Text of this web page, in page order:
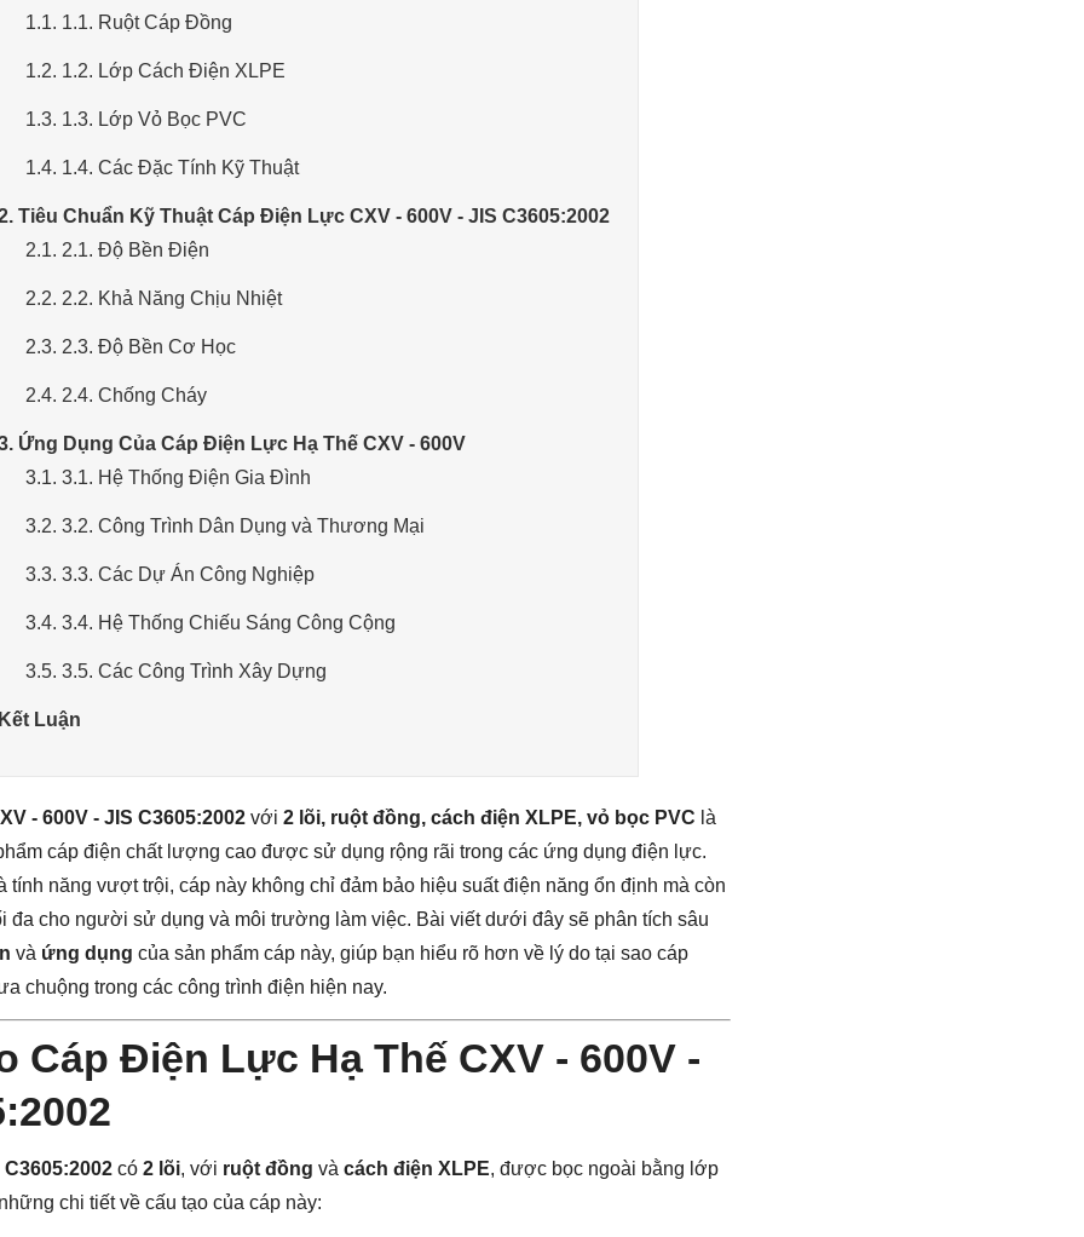
1.1. 1.1. Ruột Cáp Đồng
1.2. 1.2. Lớp Cách Điện XLPE
1.3. 1.3. Lớp Vỏ Bọc PVC
1.4. 1.4. Các Đặc Tính Kỹ Thuật
Tiêu Chuẩn Kỹ Thuật Cáp Điện Lực CXV - 600V - JIS C3605:2002
2.1. 2.1. Độ Bền Điện
2.2. 2.2. Khả Năng Chịu Nhiệt
2.3. 2.3. Độ Bền Cơ Học
2.4. 2.4. Chống Cháy
Ứng Dụng Của Cáp Điện Lực Hạ Thế CXV - 600V
3.1. 3.1. Hệ Thống Điện Gia Đình
3.2. 3.2. Công Trình Dân Dụng và Thương Mại
3.3. 3.3. Các Dự Án Công Nghiệp
3.4. 3.4. Hệ Thống Chiếu Sáng Công Cộng
3.5. 3.5. Các Công Trình Xây Dựng
Luận
- 600V - JIS C3605:2002 với 2 lõi, ruột đồng, cách điện XLPE, vỏ bọc PVC là
cáp điện chất lượng cao được sử dụng rộng rãi trong các ứng dụng điện lực.
tính năng vượt trội, cáp này không chỉ đảm bảo hiệu suất điện năng ổn định mà còn
đa cho người sử dụng và môi trường làm việc. Bài viết dưới đây sẽ phân tích sâu
và ứng dụng của sản phẩm cáp này, giúp bạn hiểu rõ hơn về lý do tại sao cáp
chuộng trong các công trình điện hiện nay.
Cáp Điện Lực Hạ Thế CXV - 600V -
C3605:2002 có 2 lõi, với ruột đồng và cách điện XLPE, được bọc ngoài bằng lớp
chi tiết về cấu tạo của cáp này: